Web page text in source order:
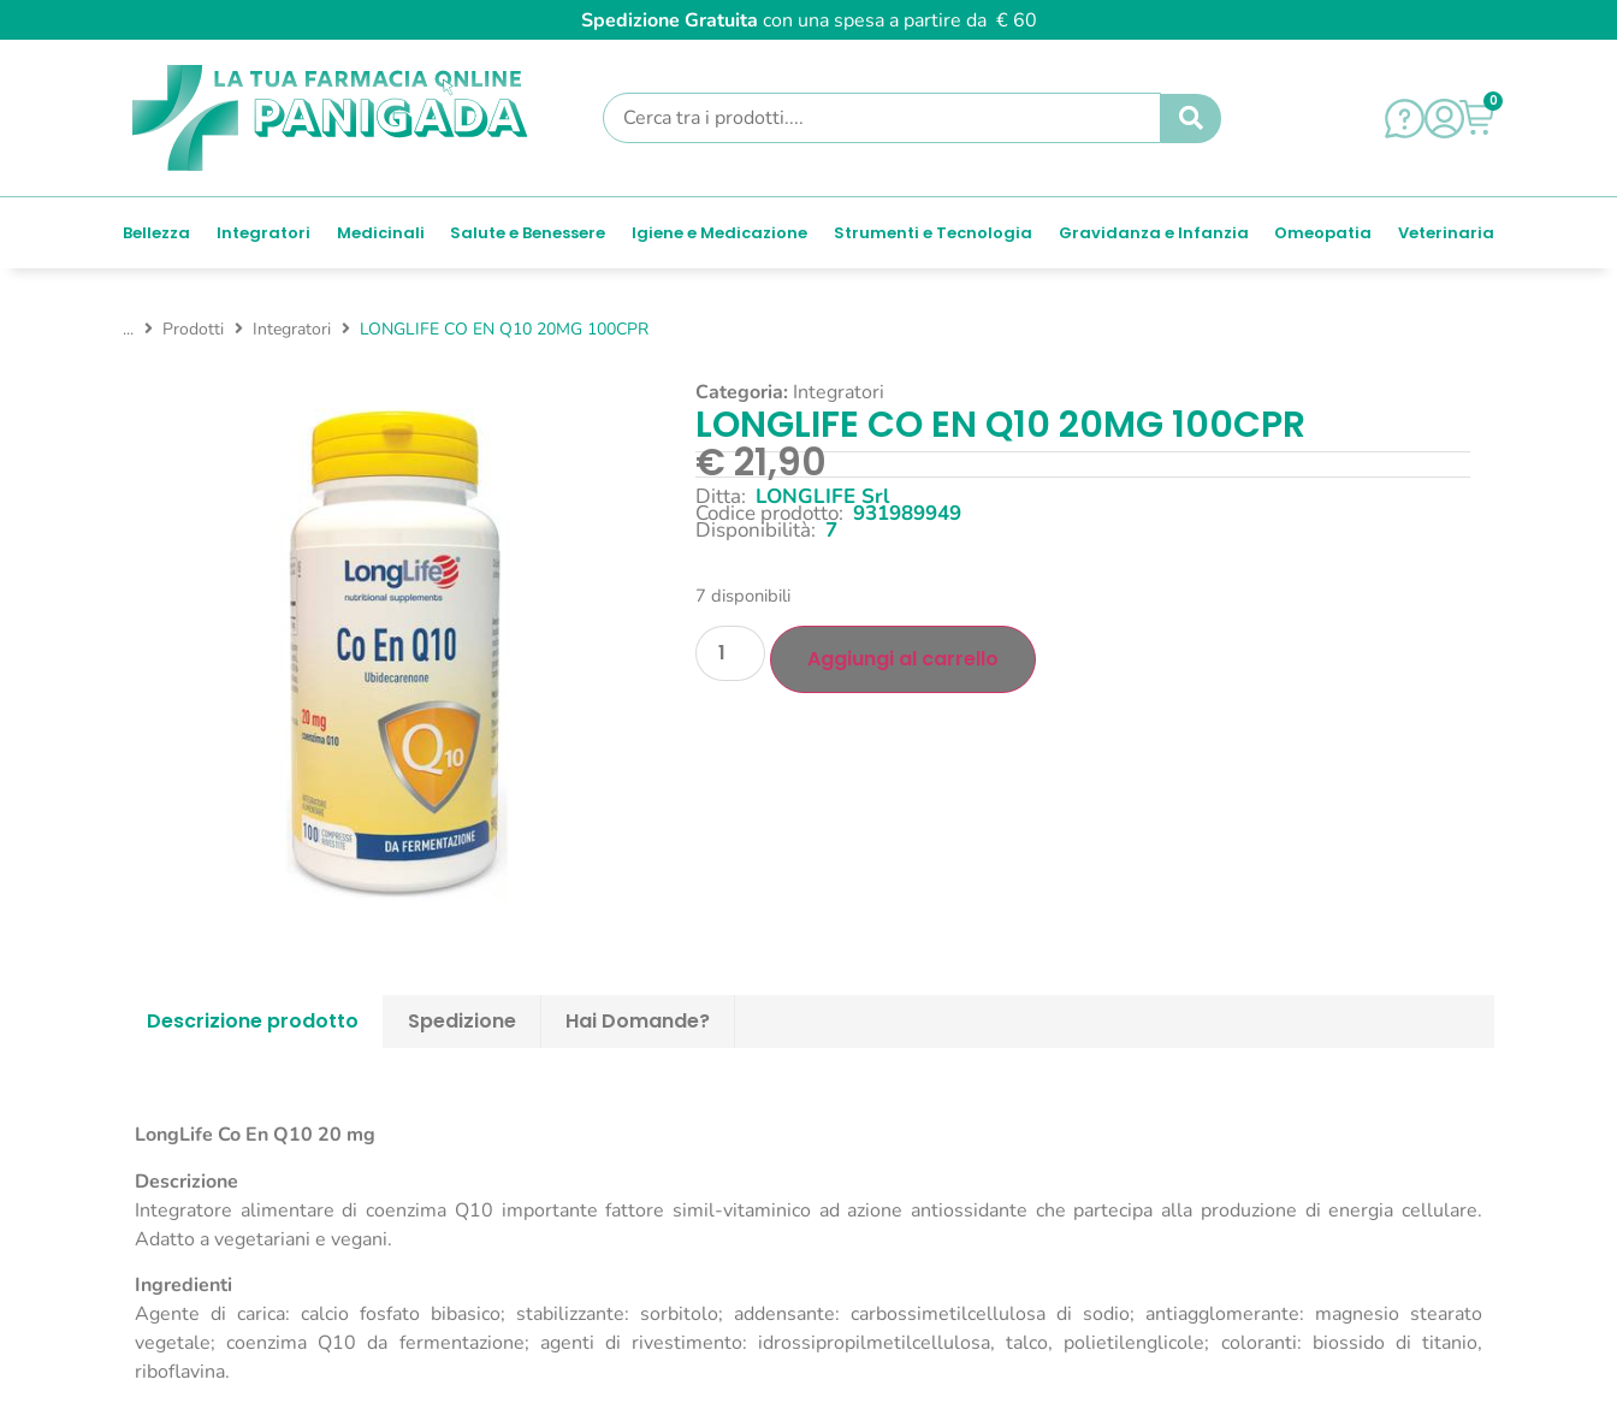
Spedizione Gratuita con una spesa a partire da € 60
0
Bellezza Integratori Medicinali Salute e Benessere Igiene e Medicazione Strumenti e Tecnologia Gravidanza e Infanzia Omeopatia Veterinaria
... Prodotti Integratori LONGLIFE CO EN Q10 20MG 100CPR
Categoria: Integratori
LONGLIFE CO EN Q10 20MG 100CPR
€21,90
Ditta: LONGLIFE Srl
Codice prodotto: 931989949
Disponibilità: 7
7 disponibili
Aggiungi al carrello
Descrizione prodotto Spedizione Hai Domande?
LongLife Co En Q10 20 mg
Descrizione
Integratore alimentare di coenzima Q10 importante fattore simil-vitaminico ad azione antiossidante che partecipa alla produzione di energia cellulare.
Adatto a vegetariani e vegani.
Ingredienti
Agente di carica: calcio fosfato bibasico; stabilizzante: sorbitolo; addensante: carbossimetilcellulosa di sodio; antiagglomerante: magnesio stearato
vegetale; coenzima Q10 da fermentazione; agenti di rivestimento: idrossipropilmetilcellulosa, talco, polietilenglicole; coloranti: biossido di titanio,
riboflavina.